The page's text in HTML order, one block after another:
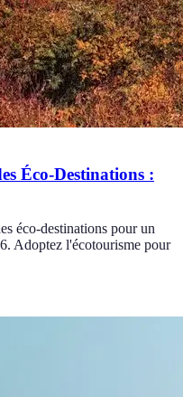
Éco-Destinations :
éco-destinations pour un
Adoptez l'écotourisme pour